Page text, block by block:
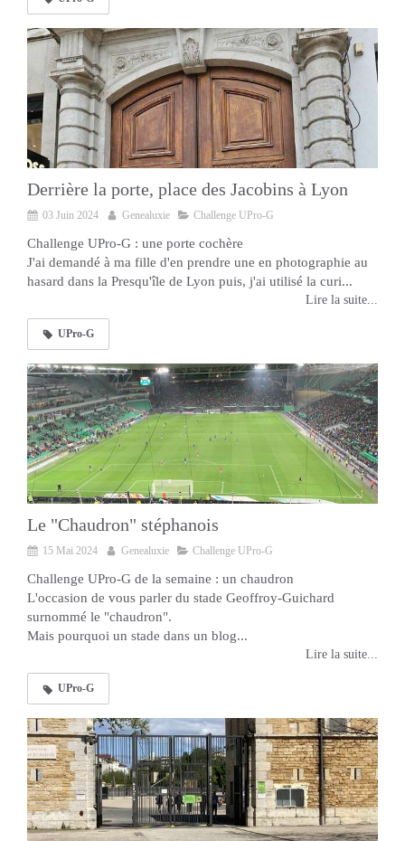
Derrière la porte, place des Jacobins à Lyon
03 Juin 2024 Genealuxie Challenge UPro-G
Challenge UPro-G : une porte cochère
J'ai demandé à ma fille d'en prendre une en photographie au
hasard dans la Presqu'île de Lyon puis, j'ai utilisé la curi...
Lire la suite...
UPro-G
Le "Chaudron" stéphanois
15 Mai 2024 Genealuxie Challenge UPro-G
Challenge UPro-G de la semaine : un chaudron
L'occasion de vous parler du stade Geoffroy-Guichard
surnommé le "chaudron".
Mais pourquoi un stade dans un blog...
Lire la suite...
UPro-G